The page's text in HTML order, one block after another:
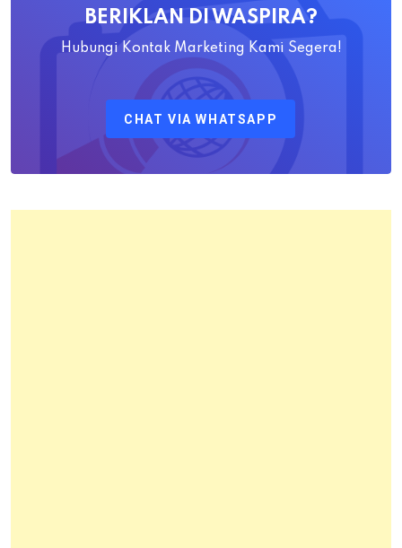
Pertanahan
Kota
BERIKLAN DI WASPIRA?
Hubungi Kontak Marketing Kami Segera!
CHAT VIA WHATSAPP